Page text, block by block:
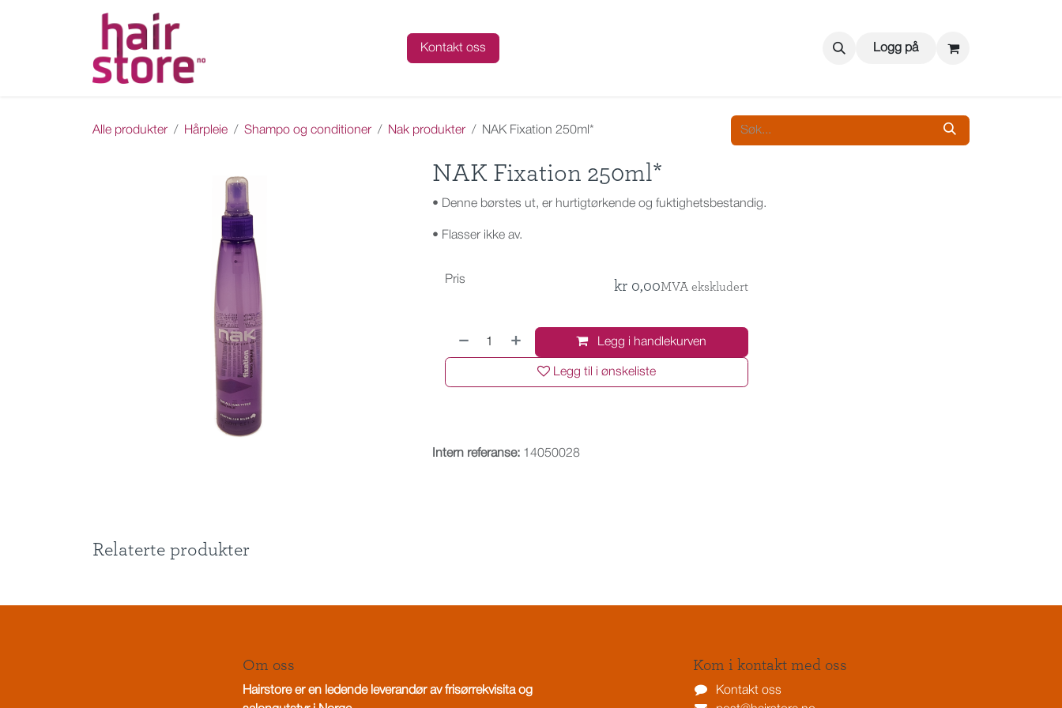
Kontakt oss Logg på
Alle produkter Hårpleie Shampo og conditioner Nak produkter NAK Fixation 250ml*
NAK Fixation 250ml*
• Denne børstes ut, er hurtigtørkende og fuktighetsbestandig.
• Flasser ikke av.
Legg i handlekurven
Legg til i ønskeliste
Pris kr 0,00MVA ekskludert
Intern referanse: 14050028
Relaterte produkter
Om oss
Hairstore er en ledende leverandør av frisørrekvisita og
Kom i kontakt med oss
Kontakt oss